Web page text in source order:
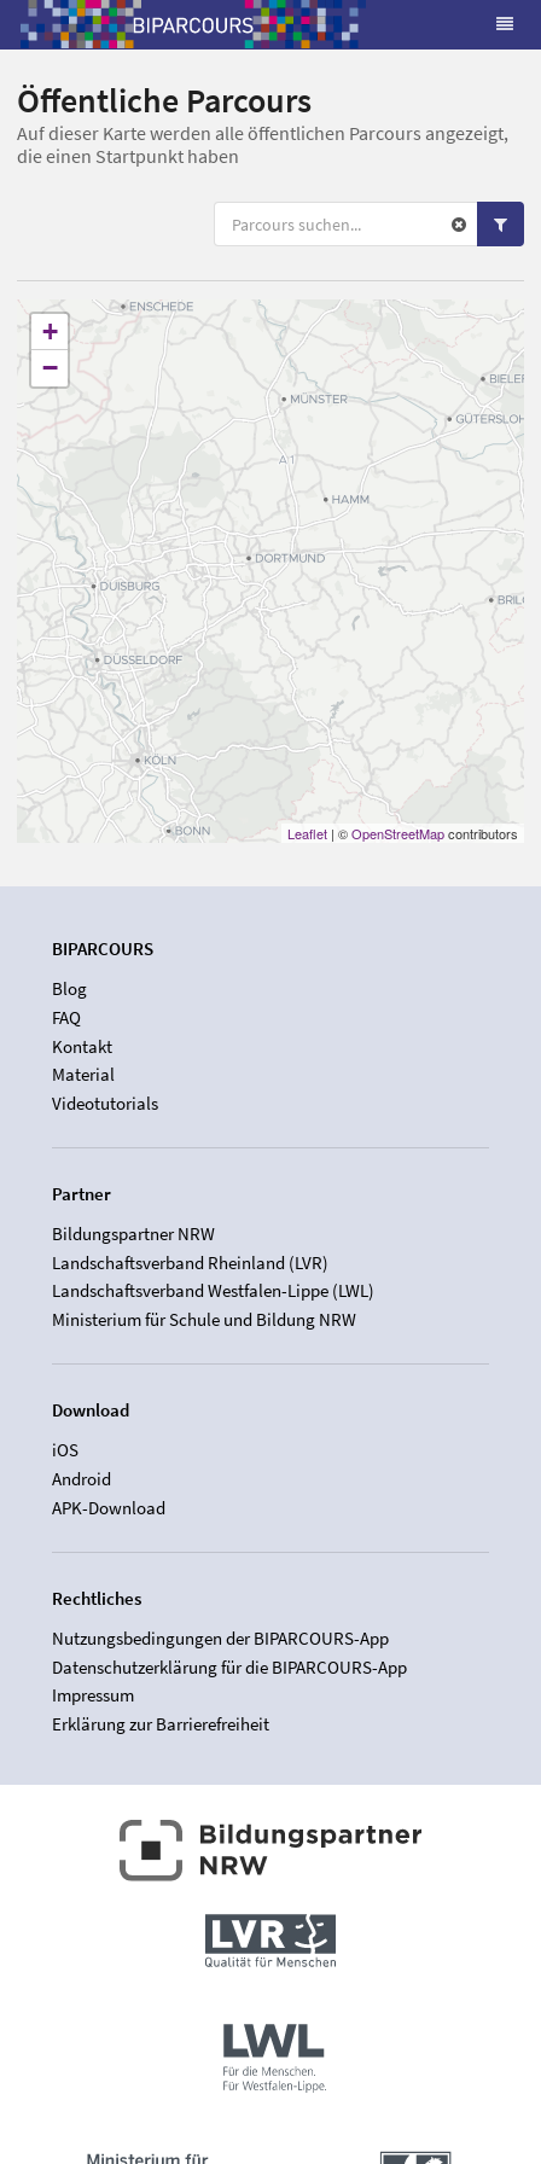
Öffentliche Parcours
Auf dieser Karte werden alle öffentlichen Parcours angezeigt,
die einen Startpunkt haben
+
−
Leaflet | ©OpenStreetMapcontributors
BIPARCOURS
Blog
FAQ
Kontakt
Material
Videotutorials
Partner
Bildungspartner NRW
Landschaftsverband Rheinland (LVR)
Landschaftsverband Westfalen-Lippe (LWL)
Ministerium für Schule und Bildung NRW
Download
iOS
Android
APK-Download
Rechtliches
Nutzungsbedingungen der BIPARCOURS-App
Datenschutzerklärung für die BIPARCOURS-App
Impressum
Erklärung zur Barrierefreiheit